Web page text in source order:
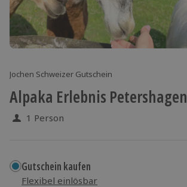
Jochen Schweizer Gutschein
Alpaka Erlebnis Petershagen
1 Person
Gutschein kaufen
Flexibel einlösbar